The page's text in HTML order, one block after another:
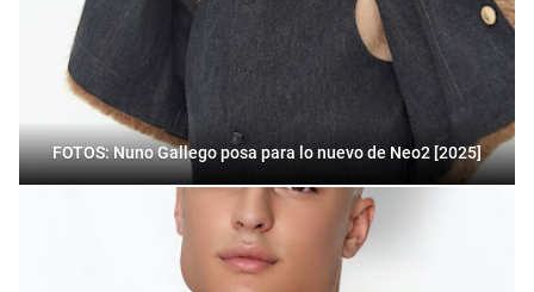
FOTOS: Nuno Gallego posa para lo nuevo de Neo2 [2025]